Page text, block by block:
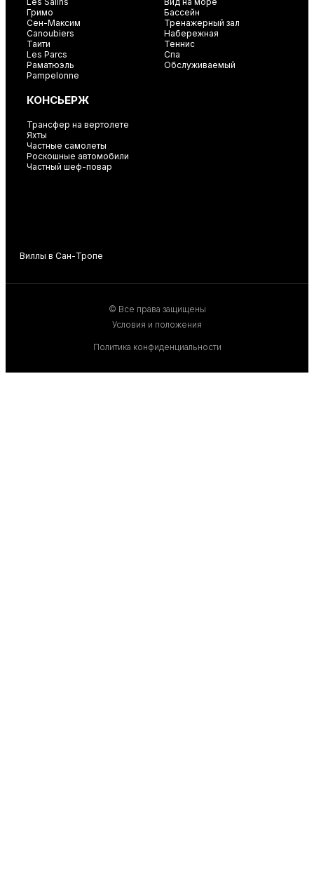
Гримо
Сен-Максим
Canoubiers
Таити
Les Parcs
Раматюэль
Pampelonne
Бассейн
Тренажерный зал
Набережная
Теннис
Спа
Обслуживаемый
КОНСЬЕРЖ
Трансфер на вертолете
Яхты
Частные самолеты
Роскошные автомобили
Частный шеф-повар
Виллы в Сан-Тропе
© Все права защищены
Условия и положения
Политика конфиденциальности